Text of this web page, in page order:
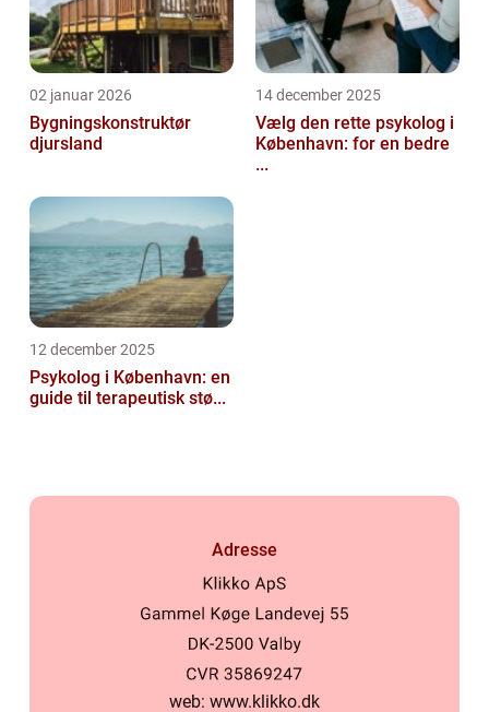
02 januar 2026
Bygningskonstruktør
djursland
14 december 2025
Vælg den rette psykolog i
København: for en bedre
...
12 december 2025
Psykolog i København: en
guide til terapeutisk stø...
Adresse
web: www.klikko.dk